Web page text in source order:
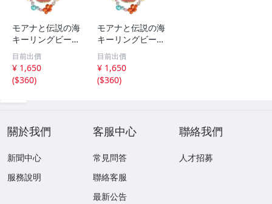
モアナと伝説の海
キーリングビーズ
キーホルダー 実
写ディズニー
目前出價
¥ 1,650
($360)
モアナと伝説の海
キーリングビーズ
キーホルダー 実
写ディズニー
目前出價
¥ 1,650
($360)
關於我們
新聞中心
服務說明
客服中心
常見問答
聯絡客服
最新公告
聯絡我們
人才招募